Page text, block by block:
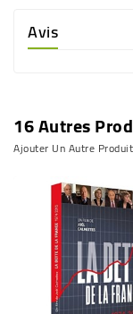
Avis
16 Autres
Ajouter Un Autre